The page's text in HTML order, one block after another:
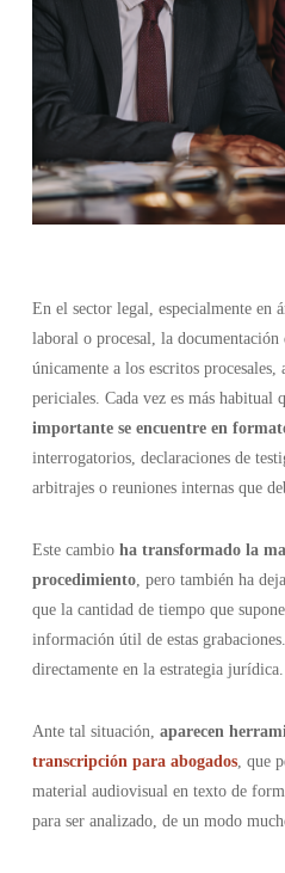
En el sector legal, especialmente en
laboral o procesal, la documentación
únicamente a los escritos
periciales. Cada vez es más habitual
importante se encuentre en
interrogatorios, declaraciones de
arbitrajes o reuniones internas que
Este cambio ha transformado la
procedimiento, pero también ha
que la cantidad de tiempo que
información útil de estas
directamente en la estrategia jurídica.
Ante tal situación, aparecen
transcripción para abogados, que
material audiovisual en texto de
para ser analizado, de un modo